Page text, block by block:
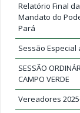
Relatório Final
Mandato do
Pará
Sessão
SESSÃO
CAMPO VERDE
Vereadores